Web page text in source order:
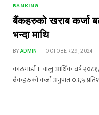
BANKING
बैंकहरुको खराब कर्जा
भन्दा माथि
BY ADMIN OCTOBER 29, 2024
काठमाडौं । चालु आर्थिक वर्ष
बैंकहरुको कर्जा अनुपात ०.६५